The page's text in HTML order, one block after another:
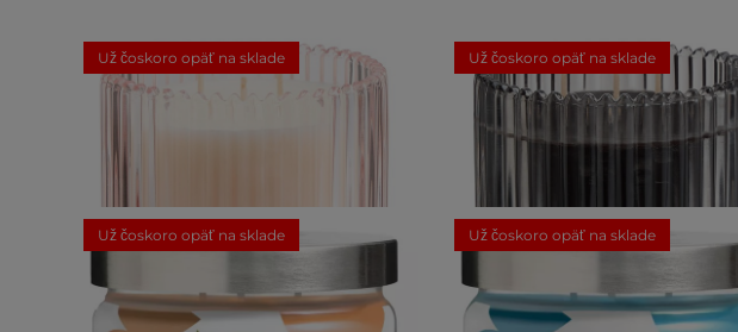
Už čoskoro opäť na sklade
Iced Snowberries™ Súdok so sviečkou
29,50 €
Už čoskoro opäť na sklade
Fig Fatale Súdok so sviečkou
29,50 €
Už čoskoro opäť na sklade Už čoskoro opäť na sklade